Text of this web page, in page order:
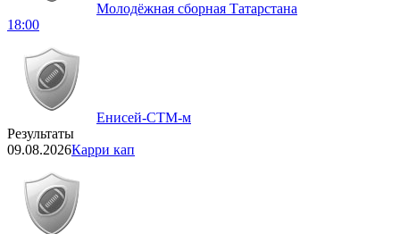
Молодёжная сборная Татарстана
18:00
Енисей-СТМ-м
Результаты
09.08.2026Карри кап